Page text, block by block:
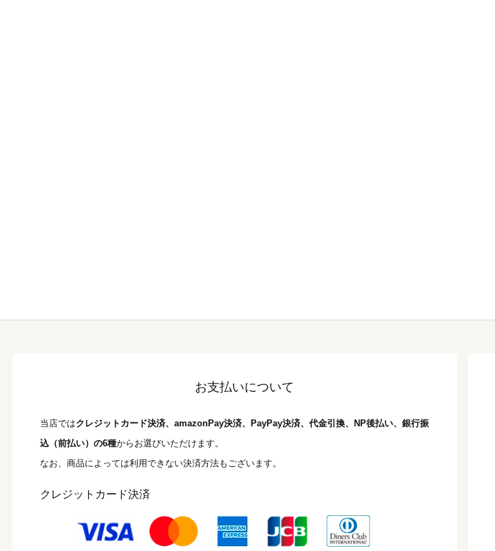
お支払いについて
当店ではクレジットカード決済、amazonPay決済、PayPay決済、代金引換、NP後払い、銀行振
込（前払い）の6種からお選びいただけます。
なお、商品によっては利用できない決済方法もございます。
クレジットカード決済